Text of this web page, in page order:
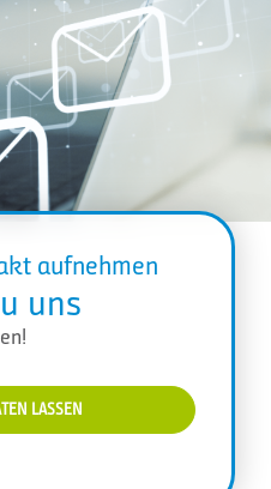
aufnehmen
uns
LASSEN